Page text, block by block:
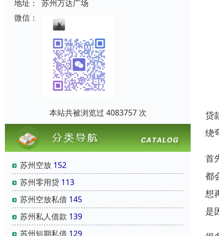
地址：
苏州万达广场
微信：
本站共被浏览过 4083757 次
苏州空放 152
苏州零用贷 113
苏州空放私借 145
苏州私人借款 139
苏州短期私借 129
贷
绕
首
都
想
是